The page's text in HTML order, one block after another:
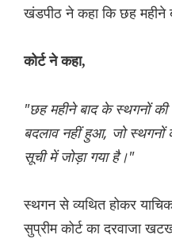
खंडपीठ ने कहा कि छह महीने
कोर्ट ने कहा,
"छह महीने बाद के स्थगनों
बदलाव नहीं हुआ, जो स्थगनों
सूची में जोड़ा गया है।"
स्थगन से व्यथित होकर
सुप्रीम कोर्ट का दरवाजा